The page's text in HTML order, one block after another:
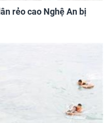
rẻo cao Nghệ An bị